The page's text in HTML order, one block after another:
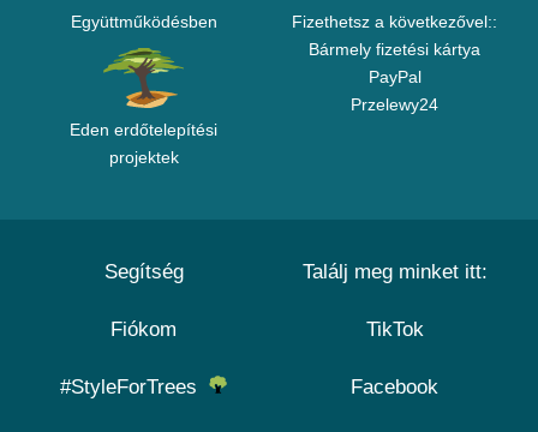
Együttműködésben
Eden erdőtelepítési
projektek
Fizethetsz a következővel::
Bármely fizetési kártya
PayPal
Przelewy24
Segítség
Fiókom
#StyleForTrees
Találj meg minket itt:
TikTok
Facebook